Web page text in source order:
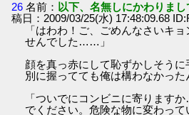
26 名前： 以下、名無しにかわりま
稿日：2009/03/25(水) 17:48:09.68
「はわわ！ご、ごめんなさいキ
せんでした……」
顔を真っ赤にして恥ずかしそうに
別に握ってても俺は構わなかった
「ついでにコンビニに寄ります
でください。危険な物に変わって